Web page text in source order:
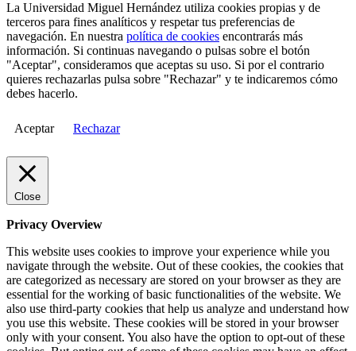
La Universidad Miguel Hernández utiliza cookies propias y de
terceros para fines analíticos y respetar tus preferencias de
navegación. En nuestra política de cookies encontrarás más
información. Si continuas navegando o pulsas sobre el botón
"Aceptar", consideramos que aceptas su uso. Si por el contrario
quieres rechazarlas pulsa sobre "Rechazar" y te indicaremos cómo
debes hacerlo.
Aceptar Rechazar
Close
Privacy Overview
This website uses cookies to improve your experience while you
navigate through the website. Out of these cookies, the cookies that
are categorized as necessary are stored on your browser as they are
essential for the working of basic functionalities of the website. We
also use third-party cookies that help us analyze and understand how
you use this website. These cookies will be stored in your browser
only with your consent. You also have the option to opt-out of these